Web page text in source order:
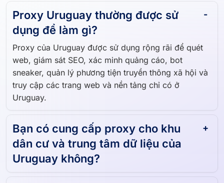
Proxy Uruguay thường được sử
dụng để làm gì?
Proxy của Uruguay được sử dụng rộng rãi để quét
web, giám sát SEO, xác minh quảng cáo, bot
sneaker, quản lý phương tiện truyền thông xã hội và
truy cập các trang web và nền tảng chỉ có ở
Uruguay.
Bạn có cung cấp proxy cho khu
dân cư và trung tâm dữ liệu của
Uruguay không?